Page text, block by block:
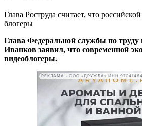
Глава Роструда считает, что
блогеры
Глава Федеральной службы по труду
Иванков заявил, что современной
видеоблогеры.
РЕКЛАМА • ООО «ДРУЖБА» ИНН